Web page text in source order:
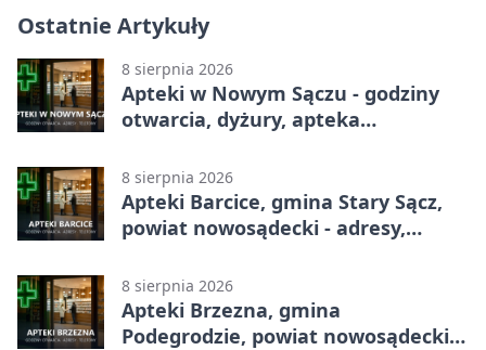
Ostatnie Artykuły
8 sierpnia 2026
Apteki w Nowym Sączu - godziny
otwarcia, dyżury, apteka
8 sierpnia 2026
Apteki Barcice, gmina Stary Sącz,
powiat nowosądecki - adresy,
8 sierpnia 2026
Apteki Brzezna, gmina
Podegrodzie, powiat nowosądecki -